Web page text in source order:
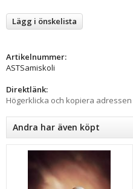
Lägg i önskelista
Artikelnummer:
ASTSamiskoli
Direktlänk:
Högerklicka och kopiera adressen
Andra har även köpt